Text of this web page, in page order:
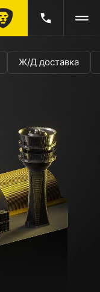
Ж/Д доставка